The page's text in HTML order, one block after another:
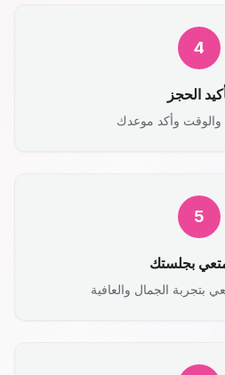
4
الحجز
والوقت وأكد موعدك
5
بجلستك
بتجربة الجمال والعافية